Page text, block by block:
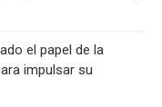
el papel de la
impulsar su